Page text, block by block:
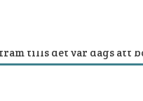
tills det var dags